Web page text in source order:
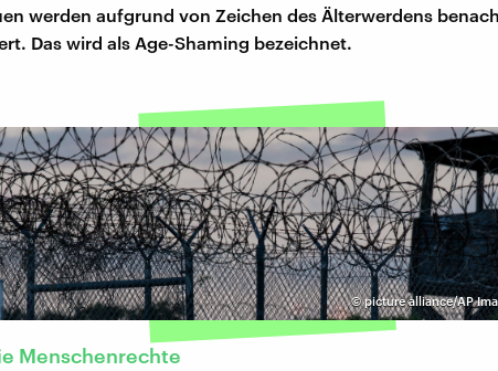
werden aufgrund von Zeichen des Älterwerdens
Das wird als Age-Shaming bezeichnet.
©picture alliance/AP
Menschenrechte